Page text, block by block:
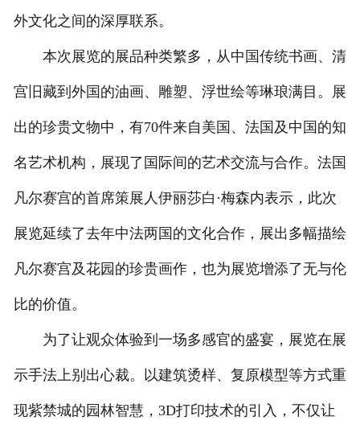
外文化之间的深厚联系。
本次展览的展品种类繁多，从中国传统书画、清
宫旧藏到外国的油画、雕塑、浮世绘等琳琅满目。展
出的珍贵文物中，有70件来自美国、法国及中国的知
名艺术机构，展现了国际间的艺术交流与合作。法国
凡尔赛宫的首席策展人伊丽莎白·梅森内表示，此次
展览延续了去年中法两国的文化合作，展出多幅描绘
凡尔赛宫及花园的珍贵画作，也为展览增添了无与伦
比的价值。
为了让观众体验到一场多感官的盛宴，展览在展
示手法上别出心裁。以建筑烫样、复原模型等方式重
现紫禁城的园林智慧，3D打印技术的引入，不仅让